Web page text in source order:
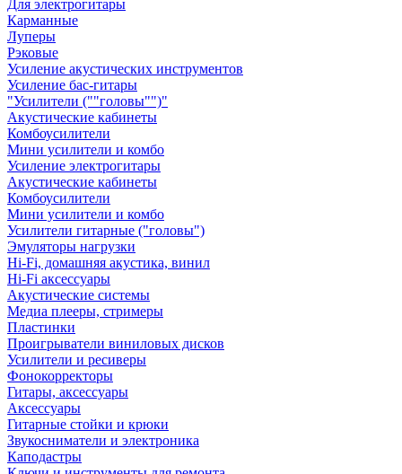
Для электрогитары
Карманные
Луперы
Рэковые
Усиление акустических инструментов
Усиление бас-гитары
"Усилители (""головы"")"
Акустические кабинеты
Комбоусилители
Мини усилители и комбо
Усиление электрогитары
Акустические кабинеты
Комбоусилители
Мини усилители и комбо
Усилители гитарные ("головы")
Эмуляторы нагрузки
Hi-Fi, домашняя акустика, винил
Hi-Fi аксессуары
Акустические системы
Медиа плееры, стримеры
Пластинки
Проигрыватели виниловых дисков
Усилители и ресиверы
Фонокорректоры
Гитары, аксессуары
Аксессуары
Гитарные стойки и крюки
Звукосниматели и электроника
Каподастры